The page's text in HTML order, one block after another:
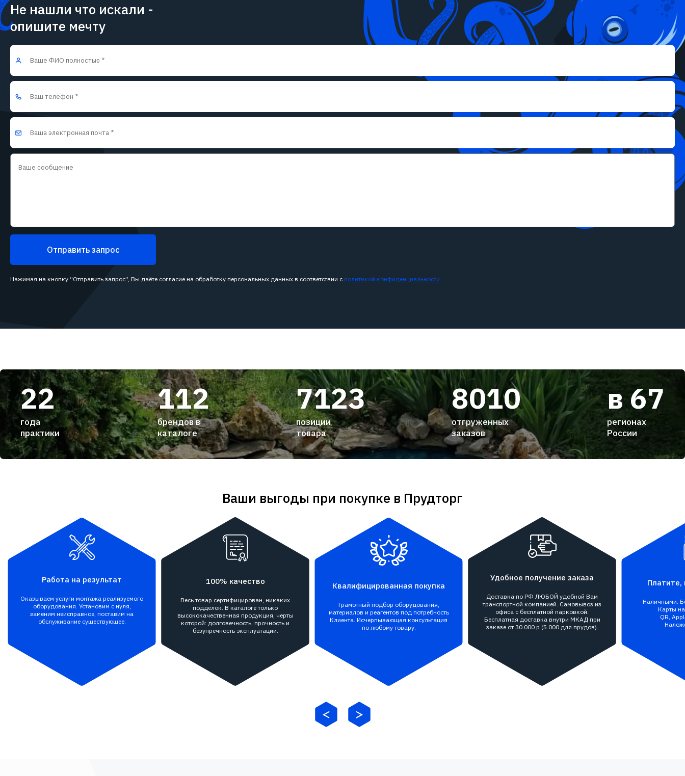
Не нашли что искали -
опишите мечту
Отправить запрос
Нажимая на кнопку “Отправить запрос”, Вы даёте согласие на обработку персональных данных в соответствии с политикой конфиденциальности
22
года
практики
112
брендов в
каталоге
7123
позиции
товара
8010
отгруженных
заказов
в 67
регионах
России
Ваши выгоды при покупке в Прудторг
Работа на результат
Оказываем услуги монтажа реализуемого
оборудования. Установим с нуля,
заменим неисправное, поставим на
обслуживание существующее.
100% качество
Весь товар сертифицирован, никаких
подделок. В каталоге только
высококачественная продукция, черты
которой: долговечность, прочность и
безупречность эксплуатации.
Квалифицированная покупка
Грамотный подбор оборудования,
материалов и реагентов под потребность
Клиента. Исчерпывающая консультация
по любому товару.
Удобное получение заказа
Доставка по РФ ЛЮБОЙ удобной Вам
транспортной компанией. Самовывоз из
офиса с бесплатной парковкой.
Бесплатная доставка внутри МКАД при
заказе от 30 000 р (5 000 для прудов).
Платите,
Наличными.
Карты
QR,